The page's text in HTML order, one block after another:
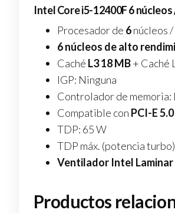
Intel Core i5-12400F 6 núcleos
Procesador de 6núcleos
6 núcleos de alto
Caché L3 18 MB+ Caché
IGP: Ninguna
Controlador de memoria:
Compatible con PCI-E 5.0
TDP: 65 W
TDP máx. (potencia
Ventilador Intel Laminar
Productos